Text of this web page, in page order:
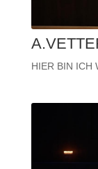
HIER BIN ICH